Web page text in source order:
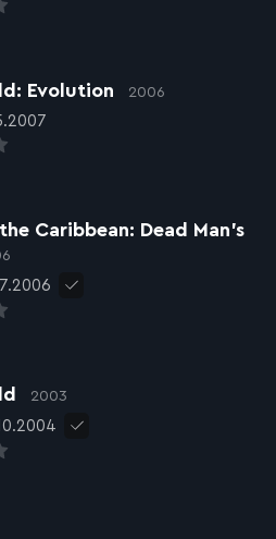
Evolution 2006
Caribbean: Dead Man’s
2003